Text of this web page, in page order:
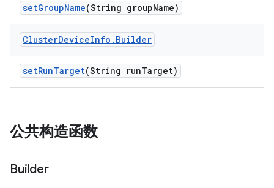
setGroupName(String groupName)
ClusterDeviceInfo . Builder
setRunTarget(String runTarget)
公共构造函数
Builder